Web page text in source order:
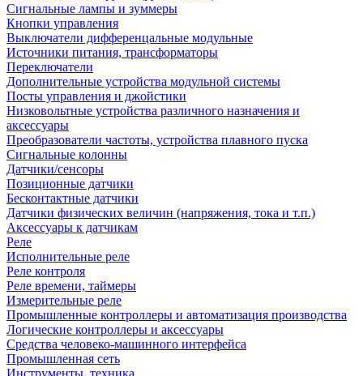
Сигнальные лампы и зуммеры
Кнопки управления
Выключатели дифференцальные модульные
Источники питания, трансформаторы
Переключатели
Дополнительные устройства модульной системы
Посты управления и джойстики
Низковольтные устройства различного назначения и
аксессуары
Преобразователи частоты, устройства плавного пуска
Сигнальные колонны
Датчики/сенсоры
Позиционные датчики
Бесконтактные датчики
Датчики физических величин (напряжения, тока и т.п.)
Аксессуары к датчикам
Реле
Исполнительные реле
Реле контроля
Реле времени, таймеры
Измерительные реле
Промышленные контроллеры и автоматизация производства
Логические контроллеры и аксессуары
Средства человеко-машинного интерфейса
Промышленная сеть
Инструменты, техника